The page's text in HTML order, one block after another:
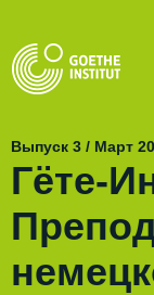
Выпуск 3 / Март
Гёте-